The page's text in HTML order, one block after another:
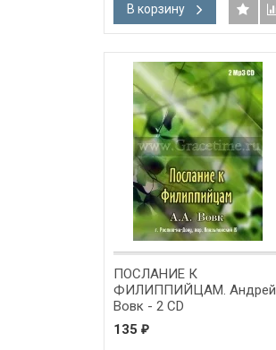
В корзину
ПОСЛАНИЕ К
ФИЛИППИЙЦАМ. Андрей
Вовк - 2 CD
135 ₽